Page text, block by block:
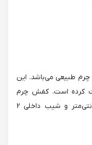
طبیعی می‌باشد. این
است. کفش چرم
زنانه ویتلو دارای ارتفاع پاشنه 3/5 سانتی‌متر و شیب داخلی 2